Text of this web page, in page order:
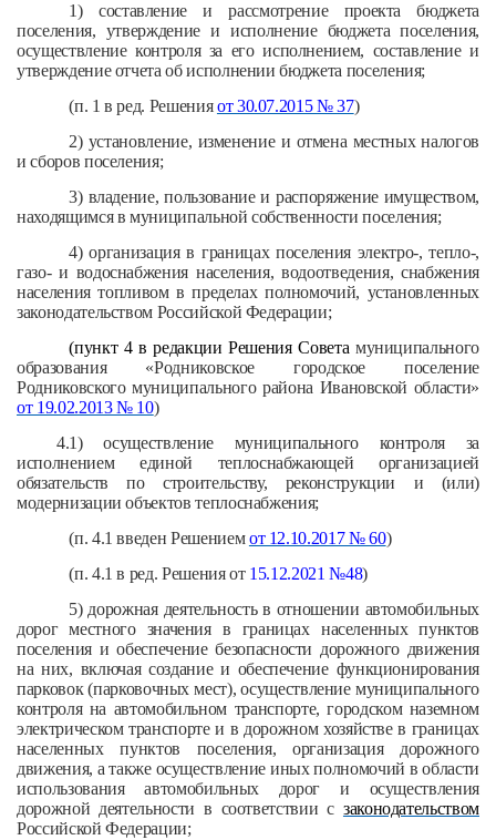
1) составление и рассмотрение проекта бюджета
поселения, утверждение и исполнение бюджета поселения,
осуществление контроля за его исполнением, составление и
утверждение отчета об исполнении бюджета поселения;
(п. 1 в ред. Решенияот 30.07.2015 № 37)
2) установление, изменение и отмена местных налогов
и сборов поселения;
3) владение, пользование и распоряжение имуществом,
находящимся в муниципальной собственности поселения;
4) организация в границах поселения электро-, тепло-,
газо- и водоснабжения населения, водоотведения, снабжения
населения топливом в пределах полномочий, установленных
законодательством Российской Федерации;
(пункт 4 в редакции Решения Совета муниципального
образования «Родниковское городское поселение
Родниковского муниципального района Ивановской области»
от 19.02.2013 № 10)
4.1)осуществление муниципального контроля за
исполнением единой теплоснабжающей организацией
обязательств по строительству, реконструкции и (или)
модернизации объектов теплоснабжения;
(п. 4.1 введен Решениемот 12.10.2017 № 60)
(п. 4.1 в ред. Решения от 15.12.2021 №48)
5) дорожная деятельность в отношении автомобильных
дорог местного значения в границах населенных пунктов
поселения и обеспечение безопасности дорожного движения
на них, включая создание и обеспечение функционирования
парковок (парковочных мест), осуществление муниципального
контроля на автомобильном транспорте, городском наземном
электрическом транспорте и в дорожном хозяйстве в границах
населенных пунктов поселения, организация дорожного
движения, а также осуществление иных полномочий в области
использования автомобильных дорог и осуществления
дорожной деятельности в соответствии с законодательством
Российской Федерации;